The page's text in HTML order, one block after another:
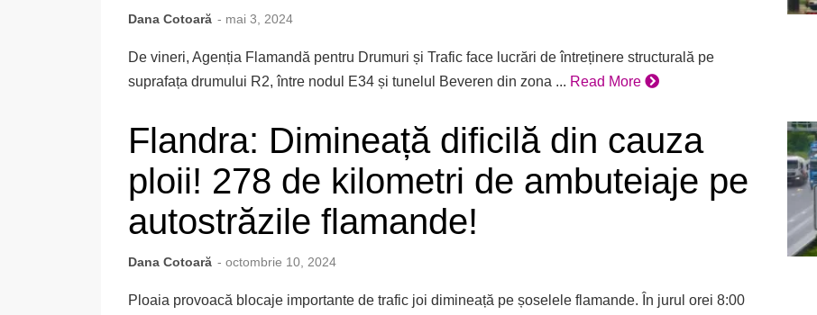
Dana Cotoară - mai 3, 2024
De vineri, Agenția Flamandă pentru Drumuri și Trafic face lucrări de întreținere structurală pe
suprafața drumului R2, între nodul E34 și tunelul Beveren din zona ... Read More
Flandra: Dimineață dificilă din cauza
ploii! 278 de kilometri de ambuteiaje pe
autostrăzile flamande!
Dana Cotoară - octombrie 10, 2024
Ploaia provoacă blocaje importante de trafic joi dimineață pe șoselele flamande. În jurul orei 8:00